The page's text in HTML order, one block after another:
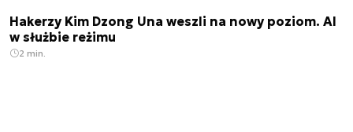
Hakerzy Kim Dzong Una weszli na nowy poziom. AI
w służbie reżimu
2 min.